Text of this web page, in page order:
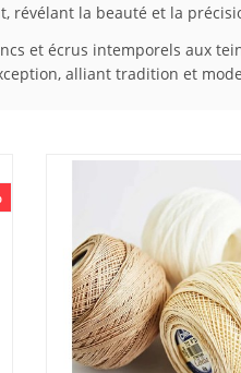
révélant la beauté et la
et écrus intemporels aux
alliant tradition et